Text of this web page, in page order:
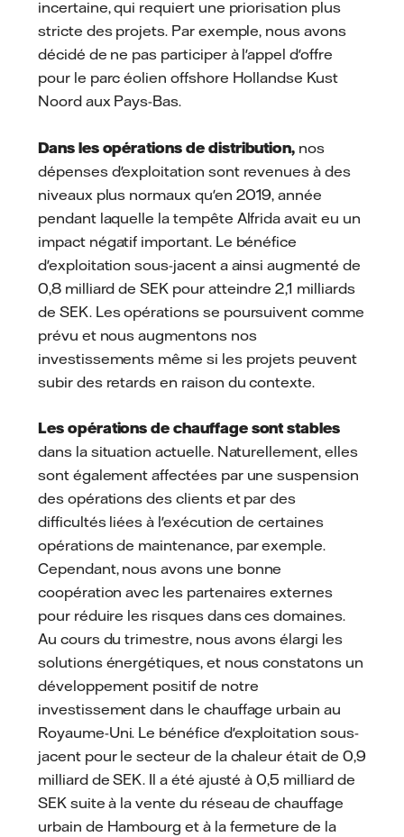
incertaine, qui requiert une priorisation plus
stricte des projets. Par exemple, nous avons
décidé de ne pas participer à l'appel d'offre
pour le parc éolien offshore Hollandse Kust
Noord aux Pays-Bas.
Dans les opérations de distribution, nos
dépenses d'exploitation sont revenues à des
niveaux plus normaux qu'en 2019, année
pendant laquelle la tempête Alfrida avait eu un
impact négatif important. Le bénéfice
d'exploitation sous-jacent a ainsi augmenté de
0,8 milliard de SEK pour atteindre 2,1 milliards
de SEK. Les opérations se poursuivent comme
prévu et nous augmentons nos
investissements même si les projets peuvent
subir des retards en raison du contexte.
Les opérations de chauffage sont stables
dans la situation actuelle. Naturellement, elles
sont également affectées par une suspension
des opérations des clients et par des
difficultés liées à l'exécution de certaines
opérations de maintenance, par exemple.
Cependant, nous avons une bonne
coopération avec les partenaires externes
pour réduire les risques dans ces domaines.
Au cours du trimestre, nous avons élargi les
solutions énergétiques, et nous constatons un
développement positif de notre
investissement dans le chauffage urbain au
Royaume-Uni. Le bénéfice d'exploitation sous-
jacent pour le secteur de la chaleur était de 0,9
milliard de SEK. Il a été ajusté à 0,5 milliard de
SEK suite à la vente du réseau de chauffage
urbain de Hambourg et à la fermeture de la